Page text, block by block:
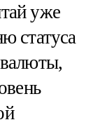
уже
статуса